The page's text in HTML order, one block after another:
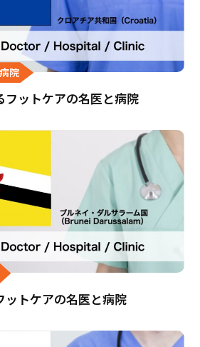
院
フットケアの名医と病院
ットケアの名医と病院